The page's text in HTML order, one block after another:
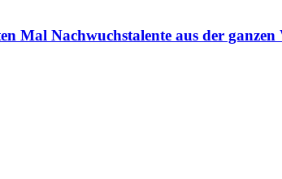
Mal Nachwuchstalente aus der ganzen